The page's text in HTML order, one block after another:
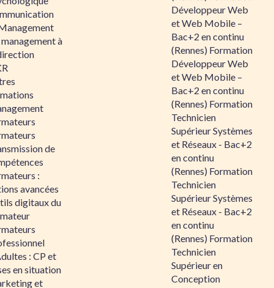
à
de
:
avancées
digitaux du
: CP et
en situation
et
Développeur Web
et Web Mobile –
Bac+2 en continu
(Rennes) Formation
Développeur Web
et Web Mobile –
Bac+2 en continu
(Rennes) Formation
Technicien
Supérieur Systèmes
et Réseaux - Bac+2
en continu
(Rennes) Formation
Technicien
Supérieur Systèmes
et Réseaux - Bac+2
en continu
(Rennes) Formation
Technicien
Supérieur en
Conception